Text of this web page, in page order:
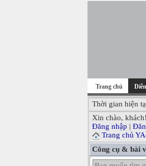
Trang chủ
Thời gian hiện
Xin chào, khách!
Đăng nhập |
Trang chủ
Công cụ & bài